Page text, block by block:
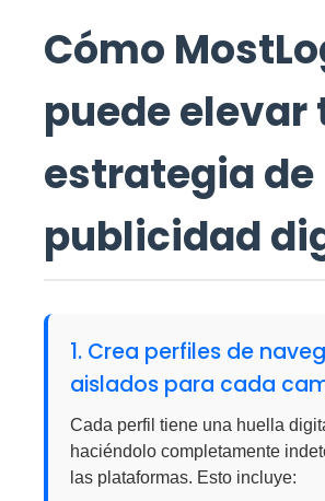
Cómo
puede elevar
estrategia de
publicidad
1. Crea perfiles de
aislados para cada
Cada perfil tiene una huella
haciéndolo completamente
las plataformas. Esto incluye: